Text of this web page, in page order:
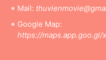
Mail:
Google Map:
https://maps.app.goo.gl/